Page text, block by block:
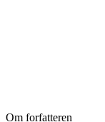
Om forfatteren